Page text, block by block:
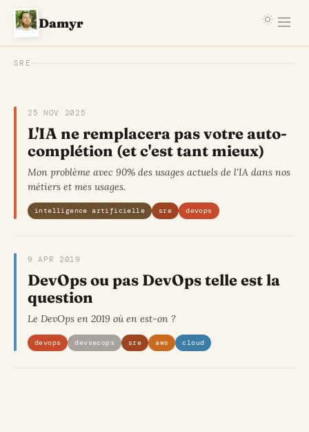
Damyr
SRE
25 NOV 2025
L'IA ne remplacera pas votre auto-
complétion (et c'est tant mieux)
Mon problème avec 90% des usages actuels de l'IA dans nos
métiers et mes usages.
intelligence artificielle sre devops
9 APR 2019
DevOps ou pas DevOps telle est la
question
Le DevOps en 2019 où en est-on ?
devops devsecops sre aws cloud